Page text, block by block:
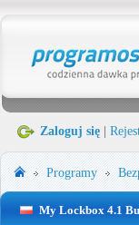
Zaloguj się
Programy
My Lockbox 4.1